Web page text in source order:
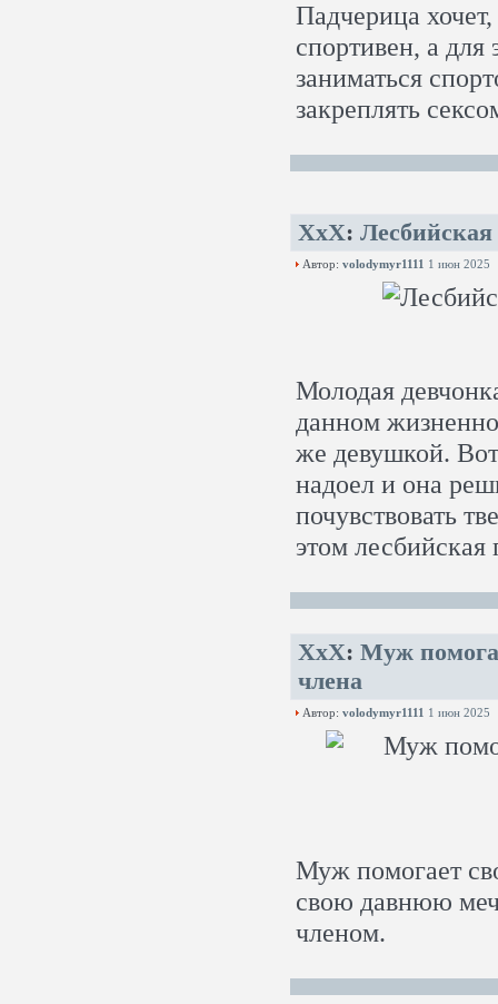
Падчерица
спортивен, а для
заниматься
закреплять
XxX:
Автор: volodymyr1111 1 июн 2025
Молодая
данном
же девушкой.
надоел и она
почувствовать
этом
XxX: Муж
члена
Автор: volodymyr1111 1 июн 2025
Муж помогает
свою давнюю
членом.